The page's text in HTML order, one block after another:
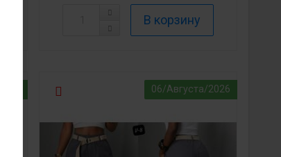
06/Августа/2026